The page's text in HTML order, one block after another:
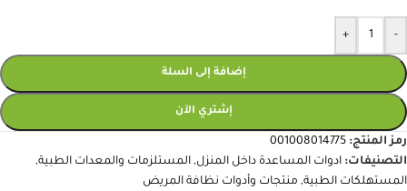
-
+
إضافة إلى السلة
إشتري الآن
رمز المنتج: 001008014775
التصنيفات: ادوات المساعدة داخل المنزل, المستلزمات والمعدات الطبية,
المستهلكات الطبية, منتجات وأدوات نظافة المريض